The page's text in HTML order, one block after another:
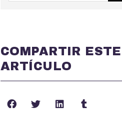
COMPARTIR ESTE
ARTÍCULO